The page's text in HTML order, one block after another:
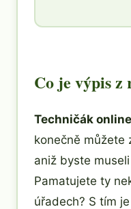
Co je výpis z
Techničák online
konečně můžete
aniž byste
Pamatujete ty
úřadech? S tím